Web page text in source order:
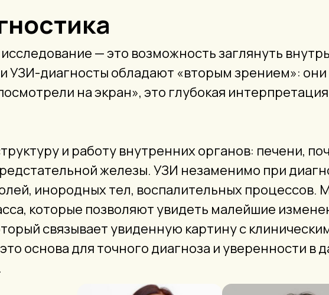
— это возможность заглянуть
УЗИ-диагносты обладают «вторым зрением»: они
на экран», это глубокая
и работу внутренних органов: печени,
железы. УЗИ незаменимо при
инородных тел, воспалительных процессов.
которые позволяют увидеть малейшие
связывает увиденную картину с
основа для точного диагноза и уверенности в